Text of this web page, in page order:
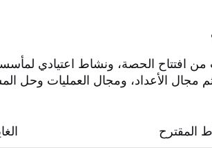
افتتاح الحصة، ونشاط اعتيادي
مجال الأعداد، ومجال العمليات وحل
المقترح